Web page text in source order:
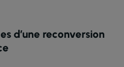
d’une reconversion